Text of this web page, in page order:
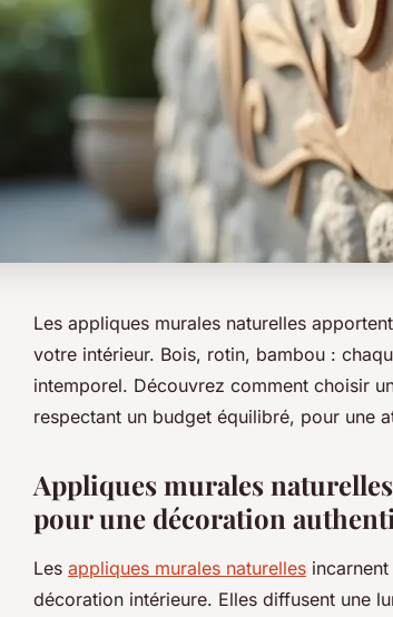
Les appliques murales naturelles
votre intérieur. Bois, rotin, bambou :
intemporel. Découvrez comment choisir
respectant un budget équilibré, pour une
Appliques murales
pour une décoration
Les appliques murales naturelles
décoration intérieure. Elles diffusent une